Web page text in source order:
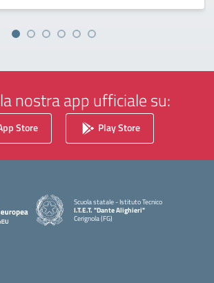
nostra app ufficiale su:
Store Play Store
Scuola statale - Istituto Tecnico
I.T.E.T. "Dante Alighieri"
Cerignola (FG)
— Visita la pagina iniziale della scuola